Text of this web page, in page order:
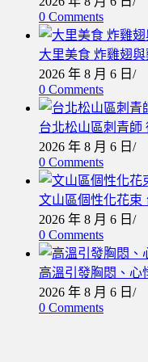
0 Comments
大里美食 炸雞翅
2026 年 8 月 6 日 /
0 Comments
台北松山區刺青師
2026 年 8 月 6 日 /
0 Comments
文山區個性化花束
2026 年 8 月 6 日 /
0 Comments
高溫引發胸悶、心
2026 年 8 月 6 日 /
0 Comments